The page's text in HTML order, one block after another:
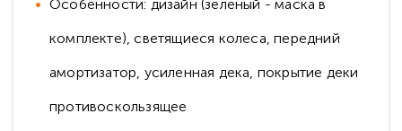
Особенности: дизайн (зеленый - маска в
комплекте), светящиеся колеса, передний
амортизатор, усиленная дека, покрытие деки
противоскользящее